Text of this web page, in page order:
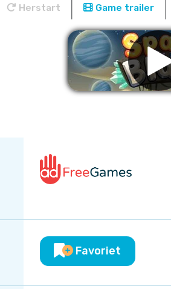
Herstart Game trailer
Favoriet